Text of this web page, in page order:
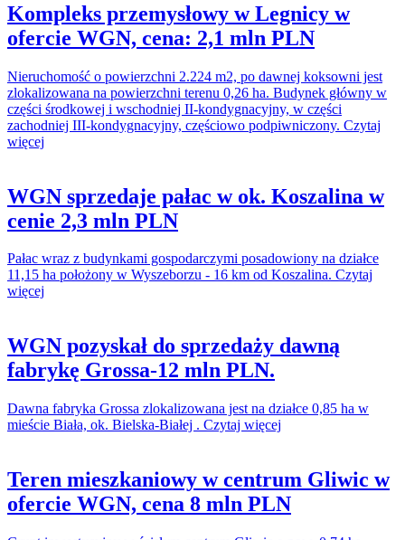
Kompleks przemysłowy w Legnicy w
ofercie WGN, cena: 2,1 mln PLN
Nieruchomość o powierzchni 2.224 m2, po dawnej koksowni jest
zlokalizowana na powierzchni terenu 0,26 ha. Budynek główny w
części środkowej i wschodniej II-kondygnacyjny, w części
zachodniej III-kondygnacyjny, częściowo podpiwniczony. Czytaj
więcej
WGN sprzedaje pałac w ok. Koszalina w
cenie 2,3 mln PLN
Pałac wraz z budynkami gospodarczymi posadowiony na działce
11,15 ha położony w Wyszeborzu - 16 km od Koszalina. Czytaj
więcej
WGN pozyskał do sprzedaży dawną
fabrykę Grossa-12 mln PLN.
Dawna fabryka Grossa zlokalizowana jest na działce 0,85 ha w
mieście Biała, ok. Bielska-Białej . Czytaj więcej
Teren mieszkaniowy w centrum Gliwic w
ofercie WGN, cena 8 mln PLN